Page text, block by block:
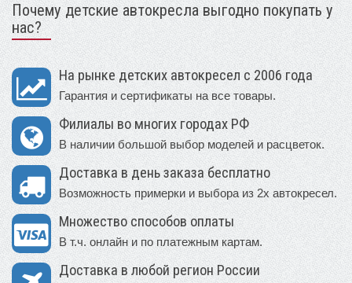
Почему детские автокресла выгодно покупать у
нас?
На рынке детских автокресел с 2006 года
Гарантия и сертификаты на все товары.
Филиалы во многих городах РФ
В наличии большой выбор моделей и расцветок.
Доставка в день заказа бесплатно
Возможность примерки и выбора из 2х автокресел.
Множество способов оплаты
В т.ч. онлайн и по платежным картам.
Доставка в любой регион России